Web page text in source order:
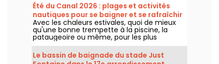
Été du Canal 2026 : plages et activités
nautiques pour se baigner et se rafraîchir
Avec les chaleurs estivales, quoi de mieux
qu'une bonne trempette à la piscine, la
pataugeoire ou même, pour les plus
chanceux d'entre nous, à la mer ? Qu'à cela
ne tienne, impossible n'est pas Francilien,
alors, l'Eté du Canal ramène la plage à Paris
Le bassin de baignade du stade Just